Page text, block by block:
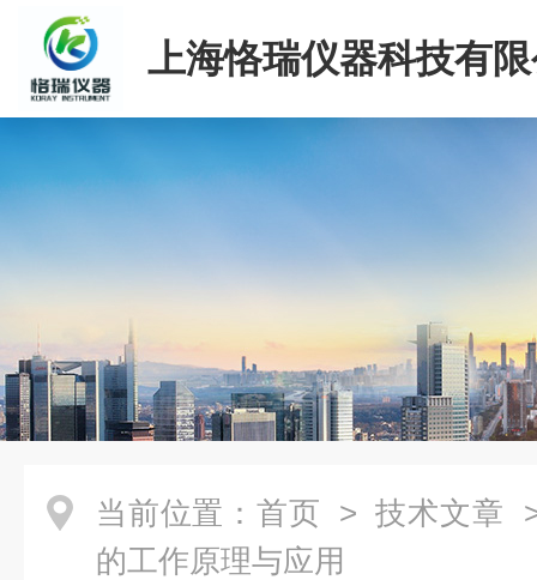
上海恪瑞仪器科技有
当前位置： 首页 > 技术文章
的工作原理与应用